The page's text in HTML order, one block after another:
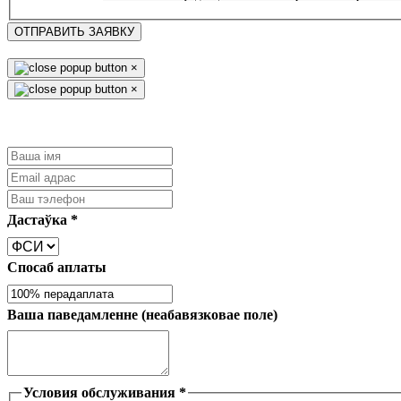
ОТПРАВИТЬ ЗАЯВКУ
×
×
Дастаўка *
Спосаб аплаты
Ваша паведамленне (неабавязковае поле)
Условия обслуживания *